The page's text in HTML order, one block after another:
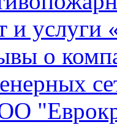
и услуги
о